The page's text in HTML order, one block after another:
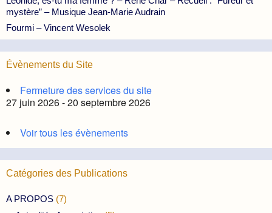
mystère” – Musique Jean-Marie Audrain
Fourmi – Vincent Wesolek
Évènements du Site
Fermeture des services du site
27 juin 2026 - 20 septembre 2026
Voir tous les évènements
Catégories des Publications
A PROPOS (7)